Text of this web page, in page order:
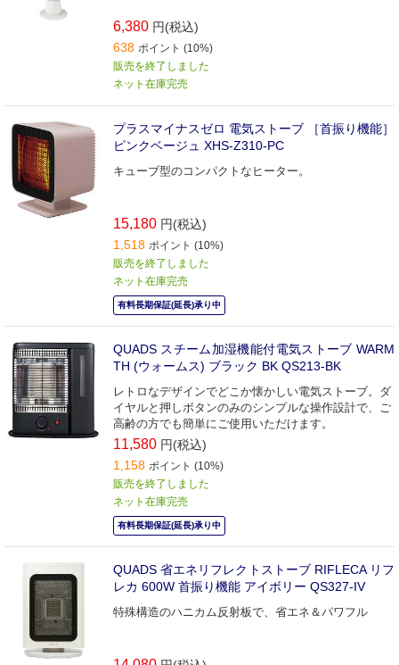
6,380 円(税込)
638 ポイント (10%)
販売を終了しました
ネット在庫完売
プラスマイナスゼロ 電気ストーブ ［首振り機能］
ピンクベージュ XHS-Z310-PC
キューブ型のコンパクトなヒーター。
15,180 円(税込)
1,518 ポイント (10%)
販売を終了しました
ネット在庫完売
有料長期保証(延長)承り中
QUADS スチーム加湿機能付電気ストーブ WARM
TH (ウォームス) ブラック BK QS213-BK
レトロなデザインでどこか懐かしい電気ストーブ。ダ
イヤルと押しボタンのみのシンプルな操作設計で、ご
高齢の方でも簡単にご使用いただけます。
11,580 円(税込)
1,158 ポイント (10%)
販売を終了しました
ネット在庫完売
有料長期保証(延長)承り中
QUADS 省エネリフレクトストーブ RIFLECA リフ
レカ 600W 首振り機能 アイボリー QS327-IV
特殊構造のハニカム反射板で、省エネ＆パワフル